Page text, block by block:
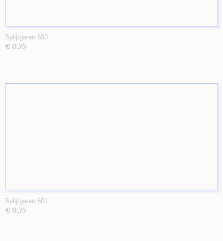
Splijtgaren 600
€ 0,75
Splijtgaren 601
€ 0,75